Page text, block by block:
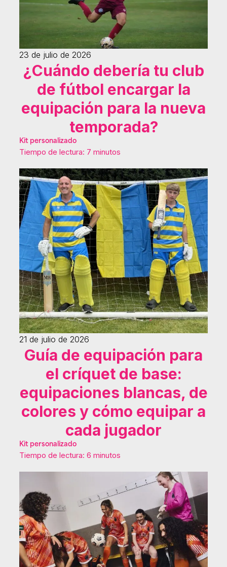
23 de julio de 2026
¿Cuándo debería tu club
de fútbol encargar la
equipación para la nueva
temporada?
Kit personalizado
Tiempo de lectura: 7 minutos
21 de julio de 2026
Guía de equipación para
el críquet de base:
equipaciones blancas, de
colores y cómo equipar a
cada jugador
Kit personalizado
Tiempo de lectura: 6 minutos